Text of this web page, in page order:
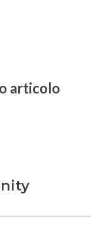
articolo